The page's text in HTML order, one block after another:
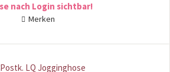
nach Login sichtbar!
Merken